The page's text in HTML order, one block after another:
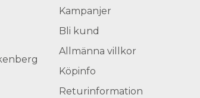
Kampanjer
Bli kund
Allmänna villkor
Köpinfo
Returinformation